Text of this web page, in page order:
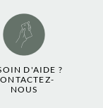
D'AIDE ?
NOUS